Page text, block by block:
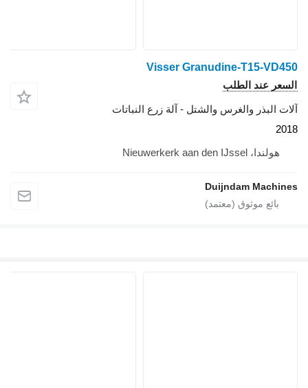
Visser Granudine-T15-VD450
السعر عند الطلب
آلات البذر والغرس والشتل - آلة زرع النباتات
2018
هولندا، Nieuwerkerk aan den IJssel
Duijndam Machines